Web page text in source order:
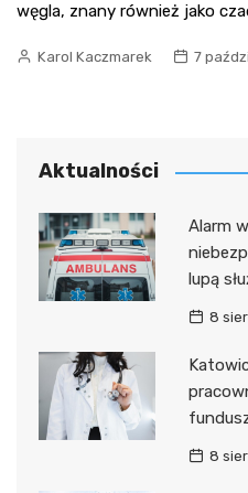
węgla, znany również jako
Karol Kaczmarek 7
Aktualności
Alarm
lupą
8
8